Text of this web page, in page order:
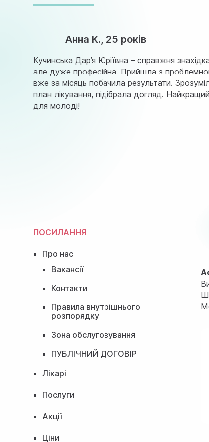
Анна К., 25 років
Кучинська Дар’я Юріївна – справжня
але дуже професійна. Прийшла з
вже за місяць побачила результати.
план лікування, підібрала догляд.
для молоді!
ПОСИЛАННЯ
Про нас
Вакансії
Контакти
Правила внутрішнього
розпорядку
Зона обслуговування
ПУБЛІЧНИЙ ДОГОВІР
Лікарі
Послуги
Акції
Ціни